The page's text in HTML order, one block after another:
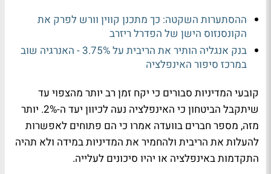
ההסתערות השקטה: כך מתכנן קווין וורש לפרק את
הקונסנזוס הישן של הפדרל ריזרב
בנק אנגליה הותיר את הריבית על 3.75% - האנרגיה שוב
במרכז סיפור האינפלציה
קובעי המדיניות סבורים כי יקח זמן רב יותר מהצפוי עד
שיתקבל הביטחון כי האינפלציה נעה לכיוון יעד ה-2%. יותר
מזה, מספר חברים בוועדה אמרו כי הם פתוחים לאפשרות
להעלות את הריבית ולהחמיר את המדיניות במידה ולא תהיה
התקדמות באינפלציה או יהיו סיכונים לעלייה.